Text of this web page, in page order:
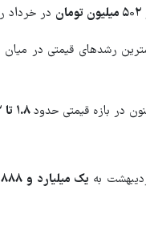
در خرداد
تومانی یکی از بیشترین رشدهای
یک میلیارد و ۸۸۸ میلیون تومان